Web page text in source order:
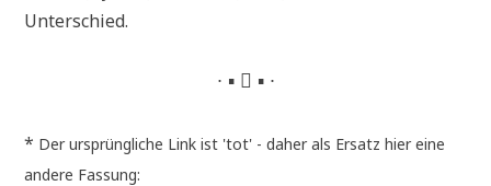
Unterschied.
∙ ▪  ▪ ∙
* Der ursprüng­li­che Link ist 'tot' - daher als Ersatz hier eine
ande­re Fassung: